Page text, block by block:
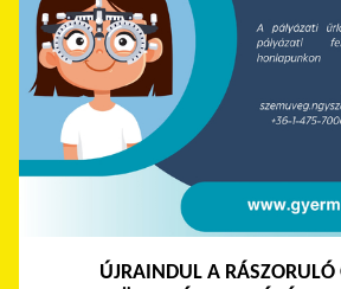
ÚJRAINDUL A RÁSZORULÓ